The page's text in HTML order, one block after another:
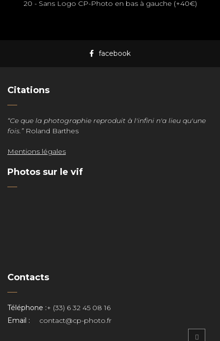
20 - Sans Logo CP-Photo en bas à gauche (+40€)
facebook
Citations
“Ce que la photographie reproduit à l'infini n'a lieu qu'une
fois.” Roland Barthes
Mentions légales
Photos sur le vif
Contacts
Téléphone :+ (33) 6 32 45 08 16
Email :
contact@cp-photo.fr